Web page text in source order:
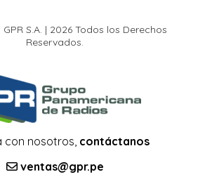
S.A. | 2026 Todos los Derechos
Reservados.
con nosotros, contáctanos
ventas@gpr.pe